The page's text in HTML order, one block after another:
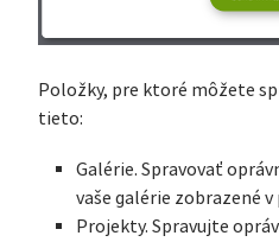
Položky, pre ktoré môžete
tieto:
Galérie. Spravovať
vaše galérie zobrazené v
Projekty. Spravujte